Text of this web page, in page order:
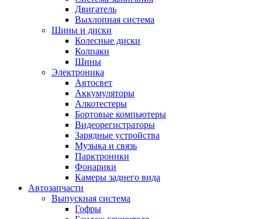
Двигатель
Выхлопная система
Шины и диски
Колесные диски
Колпаки
Шины
Электроника
Автосвет
Аккумуляторы
Алкотестеры
Бортовые компьютеры
Видеорегистраторы
Зарядные устройства
Музыка и связь
Парктроники
Фонарики
Камеры заднего вида
Автозапчасти
Выпускная система
Гофры